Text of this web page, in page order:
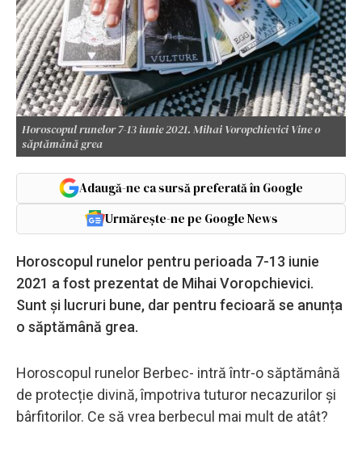
Horoscopul runelor 7-13 iunie 2021. Mihai Voropchievici Vine o
săptămână grea
Adaugă-ne ca sursă preferată în Google
Urmărește-ne pe Google News
Horoscopul runelor pentru perioada 7-13 iunie
2021 a fost prezentat de Mihai Voropchievici.
Sunt și lucruri bune, dar pentru fecioară se anunța
o săptămână grea.
Horoscopul runelor Berbec- intră într-o săptămână
de protecție divină, împotriva tuturor necazurilor și
bârfitorilor. Ce să vrea berbecul mai mult de atât?